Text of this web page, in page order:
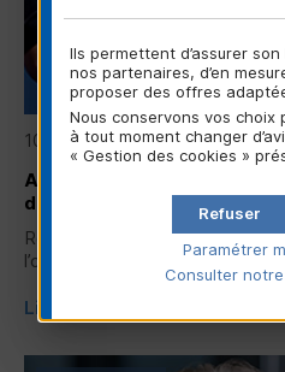
10/06/2026
Assemblée générale de la
du Crédit Mutuel 2026
Revivez les temps forts de
l’organe central du groupe
Lire la suite
Ils permettent d’assurer
nos partenaires, d’en
proposer des offres
Nous conservons vos choix
à tout moment changer
« Gestion des cookies »
Refuser
Paramétrer
Consulter